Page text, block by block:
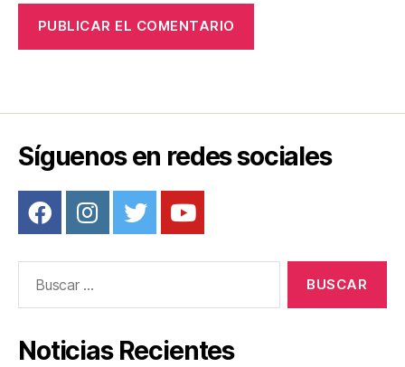
Síguenos en redes sociales
Noticias Recientes